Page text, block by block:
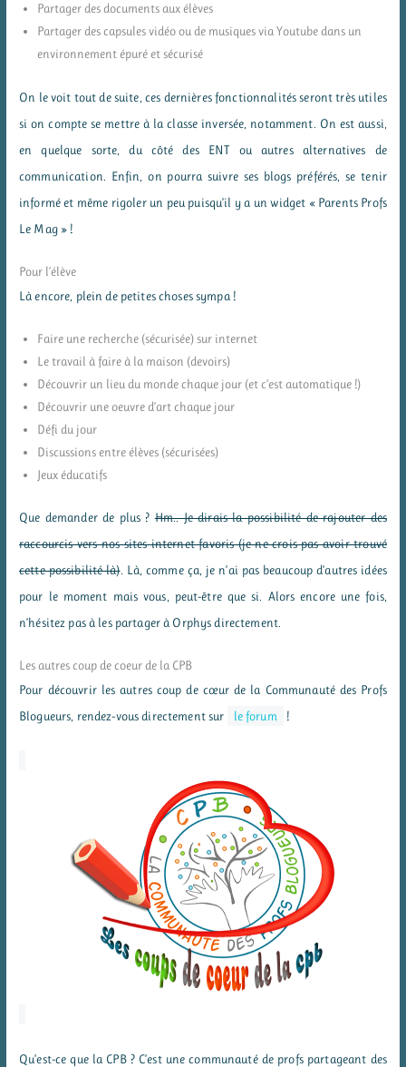
Partager des documents aux élèves
Partager des capsules vidéo ou de musiques via Youtube dans un
environnement épuré et sécurisé
On le voit tout de suite, ces dernières fonctionnalités seront très utiles
si on compte se mettre à la classe inversée, notamment. On est aussi,
en quelque sorte, du côté des ENT ou autres alternatives de
communication. Enfin, on pourra suivre ses blogs préférés, se tenir
informé et même rigoler un peu puisqu’il y a un widget « Parents Profs
Le Mag » !
Pour l’élève
Là encore, plein de petites choses sympa !
Faire une recherche (sécurisée) sur internet
Le travail à faire à la maison (devoirs)
Découvrir un lieu du monde chaque jour (et c’est automatique !)
Découvrir une oeuvre d’art chaque jour
Défi du jour
Discussions entre élèves (sécurisées)
Jeux éducatifs
Que demander de plus ?Hm.. Je dirais la possibilité de rajouter des
raccourcis vers nos sites internet favoris (je ne crois pas avoir trouvé
cette possibilité là). Là, comme ça, je n’ai pas beaucoup d’autres idées
pour le moment mais vous, peut-être que si. Alors encore une fois,
n’hésitez pas à les partager à Orphys directement.
Les autres coup de coeur de la CPB
Pour découvrir les autres coup de cœur de la Communauté des Profs
Blogueurs, rendez-vous directement sur
le forum !
Qu’est-ce que la CPB ? C’est une communauté de profs partageant des